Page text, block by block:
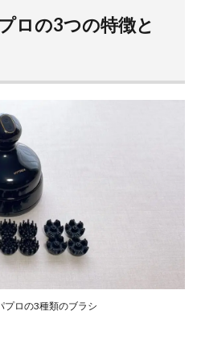
ロの3つの特徴と
プロの3種類のブラシ